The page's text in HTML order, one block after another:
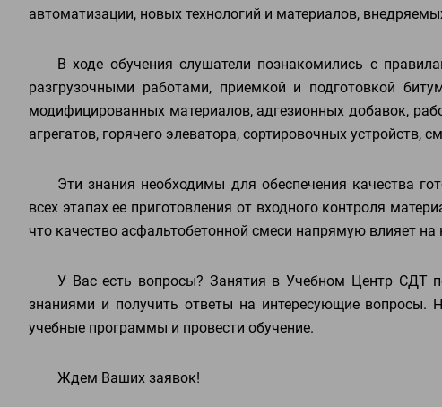
автоматизации, новых технологий и материалов,
В ходе обучения слушатели познакомились с
разгрузочными работами, приемкой и подготовкой
модифицированных материалов, адгезионных добавок,
агрегатов, горячего элеватора, сортировочных устройств,
Эти знания необходимы для обеспечения качества
всех этапах ее приготовления от входного контроля
что качество асфальтобетонной смеси напрямую влияет
У Вас есть вопросы? Занятия в Учебном Центр СДТ
знаниями и получить ответы на интересующие вопросы.
учебные программы и провести обучение.
Ждем Ваших заявок!